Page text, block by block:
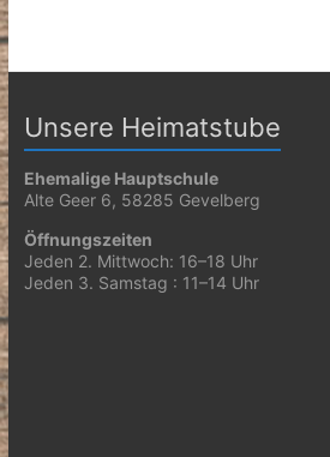
Unsere Heimatstube
Ehemalige Hauptschule
Alte Geer 6, 58285 Gevelberg
Öffnungszeiten
Jeden 2. Mittwoch: 16–18 Uhr
Jeden 3. Samstag : 11–14 Uhr